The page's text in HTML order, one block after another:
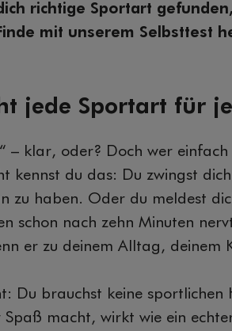
richtige Sportart
mit unserem Selbsttest
jede Sportart für
– klar, oder? Doch wer
kennst du das: Du zwingst
zu haben. Oder du meldest
schon nach zehn Minuten
er zu deinem Alltag, deinem
Du brauchst keine sportlichen
Spaß macht, wirkt wie ein